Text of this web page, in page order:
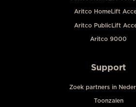
Aritco HomeLift
Aritco PublicLift
Aritco 9000
Support
Zoek partners in
Toonzalen